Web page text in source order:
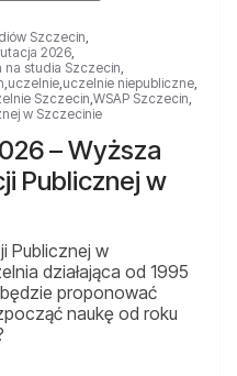
Szczecin,
2026,
na studia Szczecin,
,uczelnie,uczelnie niepubliczne,
Szczecin,WSAP Szczecin,
w Szczecinie
– Wyższa
Publicznej w
Publicznej w
działająca od 1995
proponować
naukę od roku